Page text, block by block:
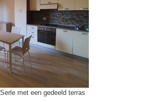
met een gedeeld terras